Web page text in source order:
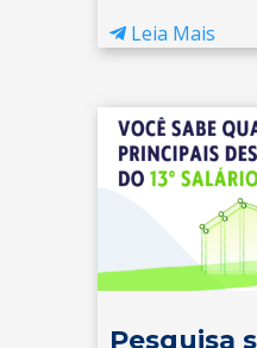
Leia Mais
Pesquisa